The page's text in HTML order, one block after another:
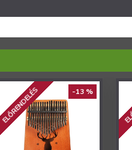
-13 %
ELŐRENDELÉS